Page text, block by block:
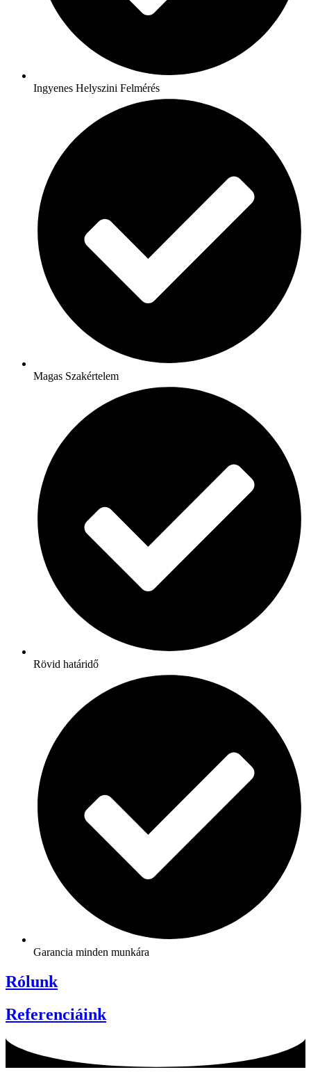
Ingyenes Helyszini Felmérés
Magas Szakértelem
Rövid határidő
Garancia minden munkára
Rólunk
Referenciáink